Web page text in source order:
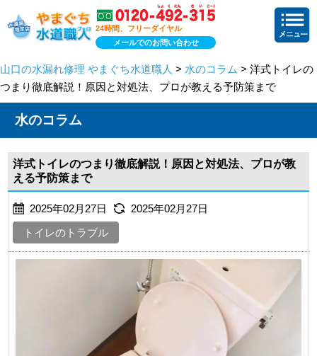
24時間、フリーダイヤル
メールでのお問い合わせ
山口の水漏れ修理 やまぐち水道職人 > 水のコラム > 洋式トイレの
つまり徹底解説！原因と対処法、プロが教える予防策まで
水のコラム
洋式トイレのつまり徹底解説！原因と対処法、プロが教
える予防策まで
2025年02月27日
2025年02月27日
トイレのトラブル